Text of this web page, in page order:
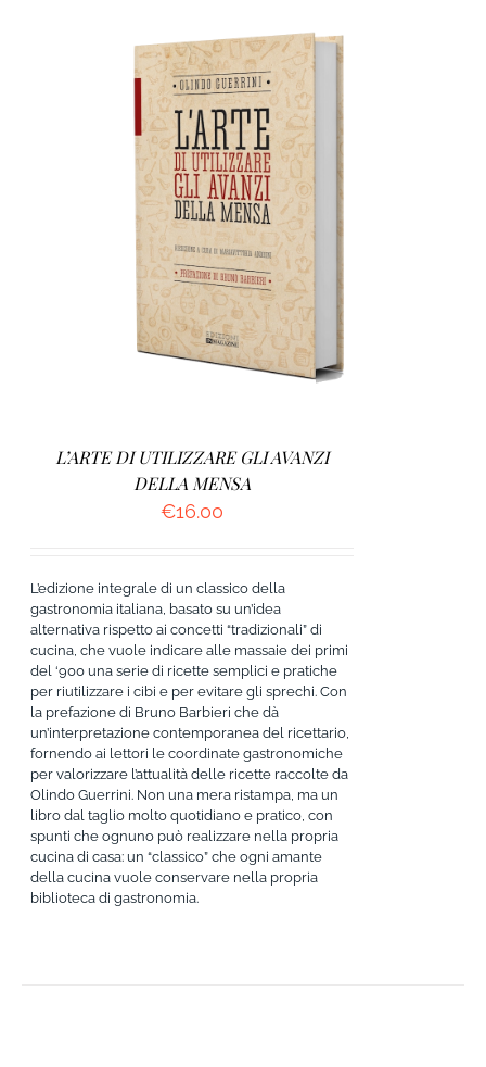
AGGIUNGI AL CARRELLO /
L’ARTE DI UTILIZZARE GLI AVANZI
DELLA MENSA
€16.00
L’edizione integrale di un classico della
gastronomia italiana, basato su un’idea
alternativa rispetto ai concetti “tradizionali” di
cucina, che vuole indicare alle massaie dei primi
del ‘900 una serie di ricette semplici e pratiche
per riutilizzare i cibi e per evitare gli sprechi. Con
la prefazione di Bruno Barbieri che dà
un’interpretazione contemporanea del ricettario,
fornendo ai lettori le coordinate gastronomiche
per valorizzare l’attualità delle ricette raccolte da
Olindo Guerrini. Non una mera ristampa, ma un
libro dal taglio molto quotidiano e pratico, con
spunti che ognuno può realizzare nella propria
cucina di casa: un “classico” che ogni amante
della cucina vuole conservare nella propria
biblioteca di gastronomia.